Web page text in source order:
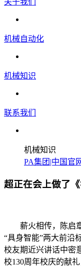
关于我们
机械自动化
机械知识
联系我们
机械知识
PA集团|中国官
超正在会上做了
薪火相传，陈启章
“具身智能”两大前沿
校友期近兴讲话中密
校130周年校庆的献